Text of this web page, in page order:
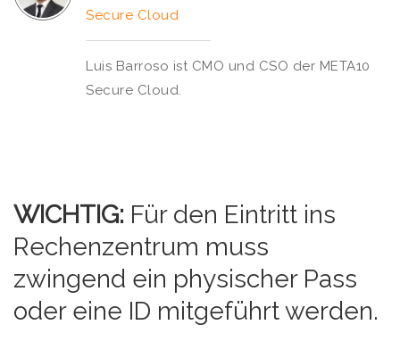
Secure Cloud
Luis Barroso ist CMO und CSO der META10
Secure Cloud.
WICHTIG: Für den Eintritt ins
Rechenzentrum muss
zwingend ein physischer Pass
oder eine ID mitgeführt werden.